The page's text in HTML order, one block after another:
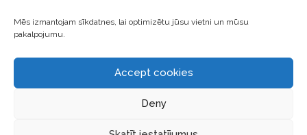
Mēs izmantojam sīkdatnes, lai optimizētu jūsu vietni un mūsu
pakalpojumu.
Accept cookies
Deny
E-PASTA ADRESI UN VIETNI
ŠAJĀ PĀRLŪKPROGRAMMĀ